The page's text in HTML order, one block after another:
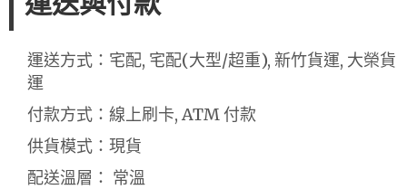
運送方式：宅配, 宅配(大型/超重), 新竹貨運, 大榮貨
運
付款方式：線上刷卡, ATM 付款
供貨模式：現貨
配送溫層： 常溫